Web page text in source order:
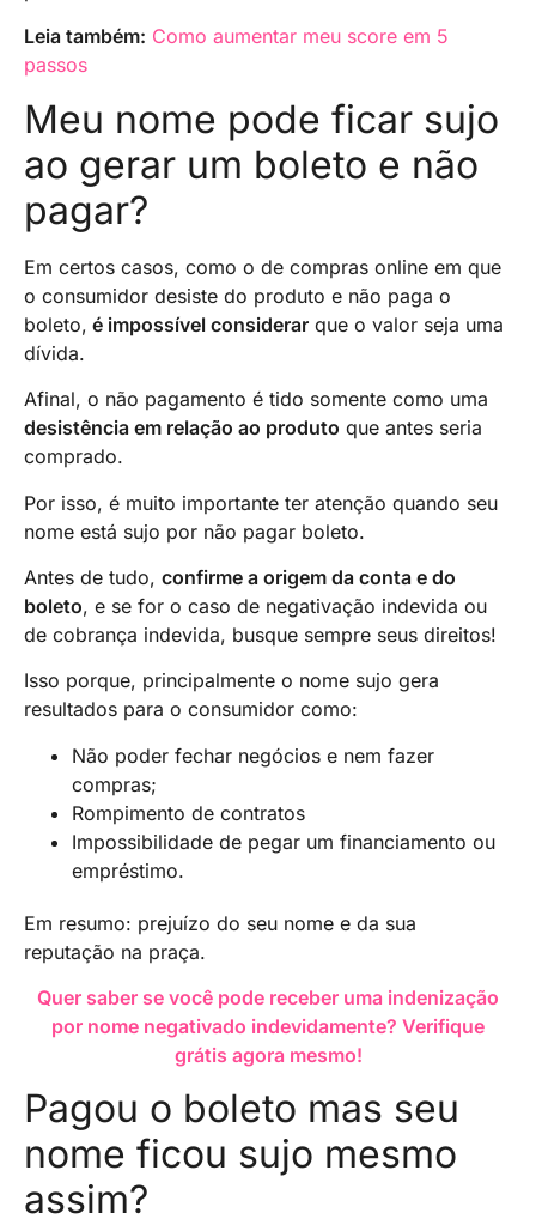
Leia também: Como aumentar meu score em 5
passos
Meu nome pode ficar sujo
ao gerar um boleto e não
pagar?
Em certos casos, como o de compras online em que
o consumidor desiste do produto e não paga o
boleto, é impossível considerar que o valor seja uma
dívida.
Afinal, o não pagamento é tido somente como uma
desistência em relação ao produto que antes seria
comprado.
Por isso, é muito importante ter atenção quando seu
nome está sujo por não pagar boleto.
Antes de tudo, confirme a origem da conta e do
boleto, e se for o caso de negativação indevida ou
de cobrança indevida, busque sempre seus direitos!
Isso porque, principalmente o nome sujo gera
resultados para o consumidor como:
Não poder fechar negócios e nem fazer
compras;
Rompimento de contratos
Impossibilidade de pegar um financiamento ou
empréstimo.
Em resumo: prejuízo do seu nome e da sua
reputação na praça.
Quer saber se você pode receber uma indenização
por nome negativado indevidamente? Verifique
grátis agora mesmo!
Pagou o boleto mas seu
nome ficou sujo mesmo
assim?